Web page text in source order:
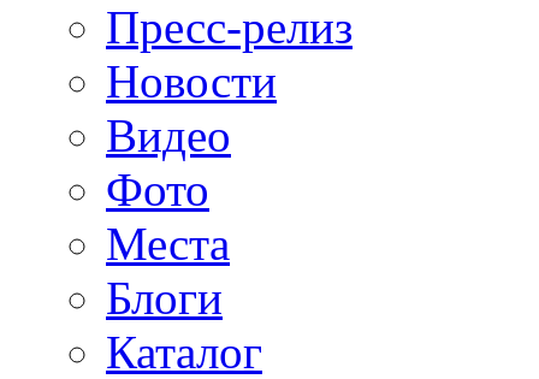
Пресс-релиз
Новости
Видео
Фото
Места
Блоги
Каталог